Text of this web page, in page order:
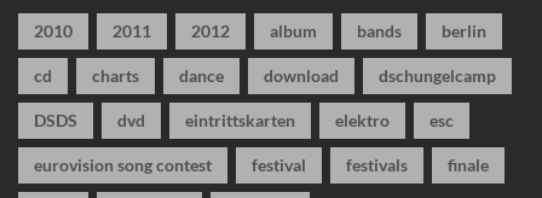
2010 2011 2012 album bands berlin
cd charts dance download dschungelcamp
DSDS dvd eintrittskarten elektro esc
eurovision song contest festival festivals finale